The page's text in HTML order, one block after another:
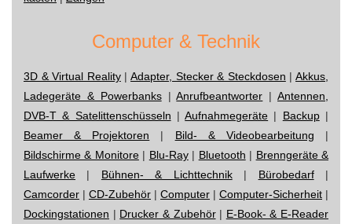
Computer & Technik
3D & Virtual Reality|Adapter, Stecker & Steckdosen |Akkus,
Ladegeräte & Powerbanks|Anrufbeantworter |Antennen,
DVB-T & Satelittenschüsseln |Aufnahmegeräte | Backup|
Beamer & Projektoren | Bild- & Videobearbeitung |
Bildschirme & Monitore| Blu-Ray| Bluetooth | Brenngeräte &
Laufwerke | Bühnen- & Lichttechnik| Bürobedarf|
Camcorder | CD-Zubehör | Computer | Computer-Sicherheit |
Dockingstationen | Drucker & Zubehör| E-Book- & E-Reader